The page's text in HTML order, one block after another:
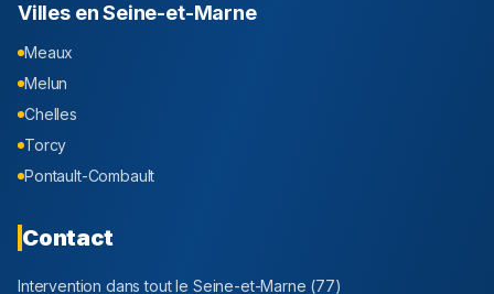
Villes enSeine-et-Marne
Meaux
Melun
Chelles
Torcy
Pontault-Combault
Contact
Intervention dans tout le Seine-et-Marne (77)